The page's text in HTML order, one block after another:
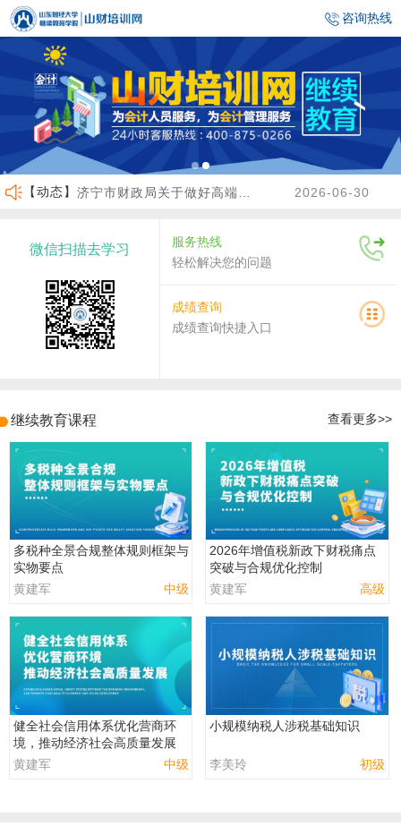
咨询热线
【动态】 2026-06-30
沾化区财政局关于做好2026年度会计人员继续教育有关工作的通知 2026-04-02
关于2026年度济南市会计人员继续教育有关工作的通知 2026-07-29
微信扫描去学习
服务热线
轻松解决您的问题
成绩查询
成绩查询快捷入口
继续教育课程 查看更多>>
多税种全景合规整体规则框架与
实物要点
黄建军
中级
2026年增值税新政下财税痛点
突破与合规优化控制
黄建军
高级
健全社会信用体系优化营商环
境，推动经济社会高质量发展
黄建军
中级
小规模纳税人涉税基础知识
李美玲 初级